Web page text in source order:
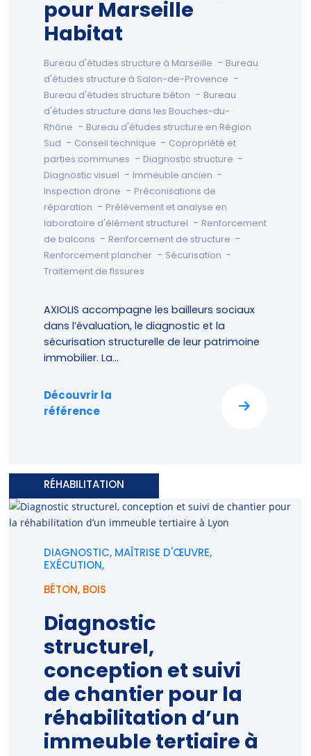
pour Marseille
Habitat
Bureau d'études structure à Marseille - Bureau
d'études structure à Salon-de-Provence
-
Bureau d'études structure béton - Bureau
d'études structure dans les Bouches-du-
Rhône
- Bureau d'études structure en Région
Sud
- Conseil technique - Copropriété et
parties communes
- Diagnostic structure -
Diagnostic visuel - Immeuble ancien -
Inspection drone - Préconisations de
réparation
- Prélèvement et analyse en
laboratoire d'élément structurel
- Renforcement
de balcons
- Renforcement de structure -
Renforcement plancher - Sécurisation -
Traitement de fissures
AXIOLIS accompagne les bailleurs sociaux
dans l’évaluation, le diagnostic et la
sécurisation structurelle de leur patrimoine
immobilier. La...
Découvrir la
référence
RÉHABILITATION
DIAGNOSTIC, MAÎTRISE D'ŒUVRE,
EXÉCUTION,
BÉTON, BOIS
Diagnostic
structurel,
conception et suivi
de chantier pour la
réhabilitation d’un
immeuble tertiaire à